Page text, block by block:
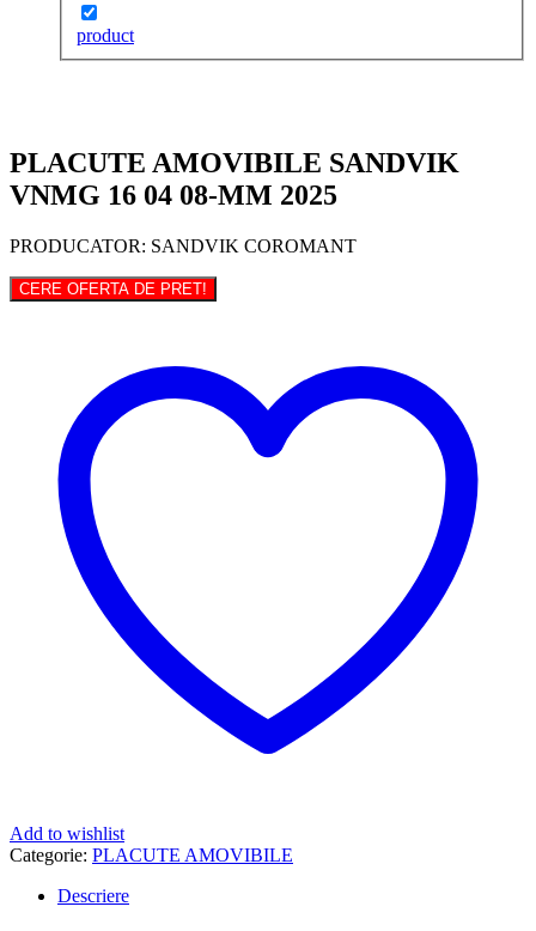
product
PLACUTE AMOVIBILE SANDVIK
VNMG 16 04 08-MM 2025
PRODUCATOR: SANDVIK COROMANT
CERE OFERTA DE PRET!
Add to wishlist
Categorie: PLACUTE AMOVIBILE
Descriere